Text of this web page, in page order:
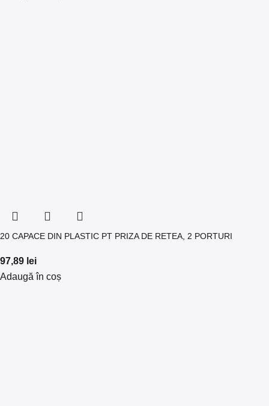
20 CAPACE DIN PLASTIC PT PRIZA DE RETEA, 2 PORTURI
97,89 lei
Adaugă în coș